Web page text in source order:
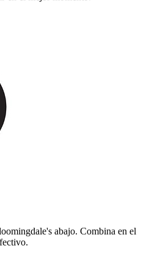
abajo. Combina en el